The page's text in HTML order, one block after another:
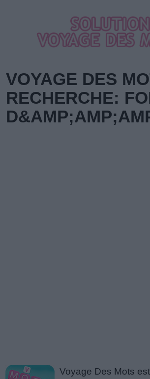
VOYAGE DES
RECHERCHE:
Voyage Des Mots